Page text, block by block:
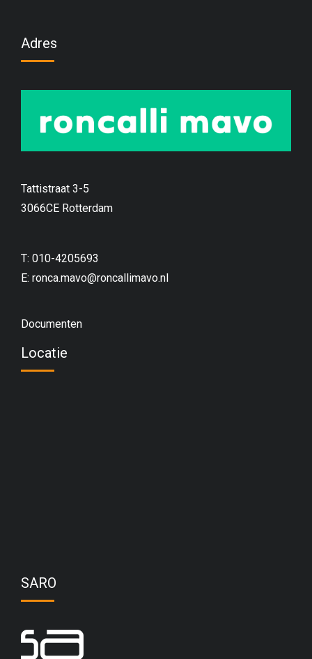
Adres
Tattistraat 3-5
3066CE Rotterdam
T: 010-4205693
E: ronca.mavo@roncallimavo.nl
Documenten
Locatie
SARO